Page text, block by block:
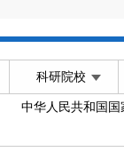
科研院校
中华人民共和国